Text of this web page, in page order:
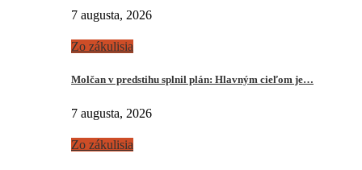
7 augusta, 2026
Zo zákulisia
Molčan v predstihu splnil plán: Hlavným cieľom je…
7 augusta, 2026
Zo zákulisia